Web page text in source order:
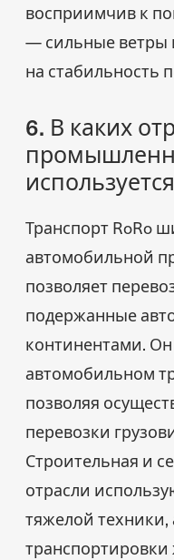
восприимчив к
— сильные ветры
на стабильность
6. В каких
Транспорт RoRo
автомобильной
позволяет
подержанные
континентами. Он
автомобильном
позволяя
перевозки
Строительная и
отрасли
тяжелой